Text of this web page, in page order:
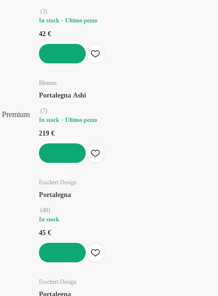
(3)
In stock
Ultimo pezzo
42 €
Premium
Blomus
Portalegna Ashi
(7)
In stock
Ultimo pezzo
219 €
Esschert Design
Portalegna
(48)
In stock
45 €
Esschert Design
Portalegna